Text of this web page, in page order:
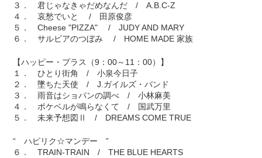
３． 君じゃなきゃだめなんだ / A.B.C-Z
４． 哀愁でいと / 田原俊彦
５． Cheese "PIZZA" / JUDY AND MARY
６． サルビアのつぼみ / HOME MADE 家族
【ハッピー・プラス（9：00～11：00）】
１． ひとり街角 / 小泉今日子
２． 墜ちた天使 / J.ガイルズ・バンド
３． 雨音はショパンの調べ / 小林麻美
４． ポケベルが鳴らなくて / 国武万里
５． 未来予想図Ⅱ / DREAMS COME TRUE
“ ハピリク☆マンデー ”
６． TRAIN-TRAIN / THE BLUE HEARTS